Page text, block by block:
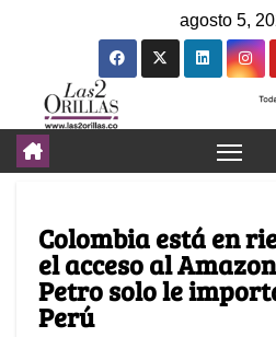
agosto 5,
Colombia está en
el acceso al
Petro solo le
Perú